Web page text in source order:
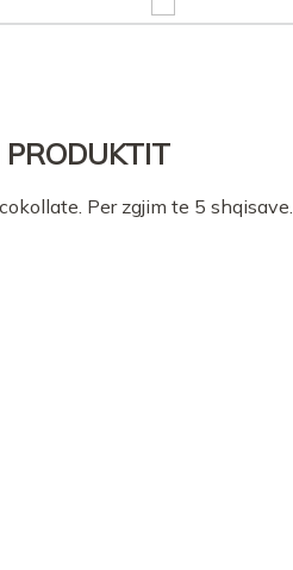
PRODUKTIT
Per zgjim te 5 shqisave.